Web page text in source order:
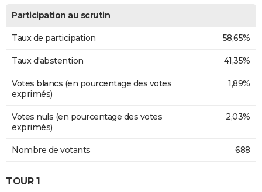
Participation au scrutin
Taux de participation 58,65%
Taux d'abstention 41,35%
Votes blancs (en pourcentage des votes
exprimés)
1,89%
Votes nuls (en pourcentage des votes
exprimés)
2,03%
Nombre de votants 688
TOUR 1